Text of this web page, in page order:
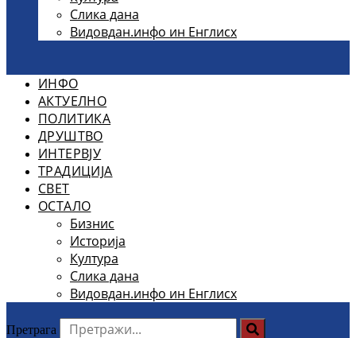
Слика дана
Видовдан.инфо ин Енглисх
ИНФО
АКТУЕЛНО
ПОЛИТИКА
ДРУШТВО
ИНТЕРВЈУ
ТРАДИЦИЈА
СВЕТ
ОСТАЛО
Бизнис
Историја
Култура
Слика дана
Видовдан.инфо ин Енглисх
Претрага